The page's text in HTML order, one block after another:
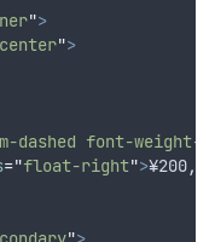
">
">
dashed font-weight-
="float-right">